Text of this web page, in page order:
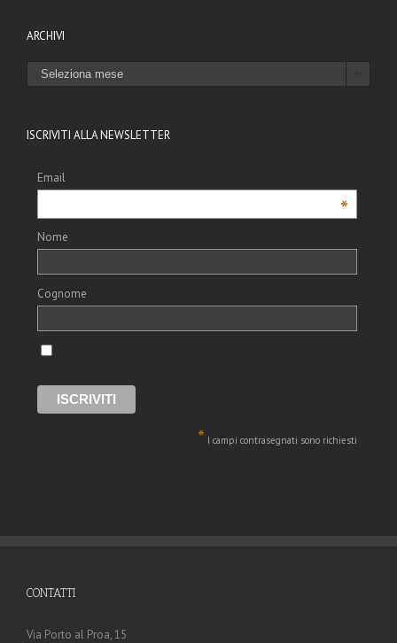
ARCHIVI
ARCHIVI
ISCRIVITI ALLA NEWSLETTER
Email
*
Nome
Cognome
* I campi contrasegnati sono richiesti
CONTATTI
Via Porto al Proa, 15